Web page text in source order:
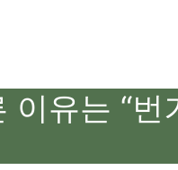
유는 “번